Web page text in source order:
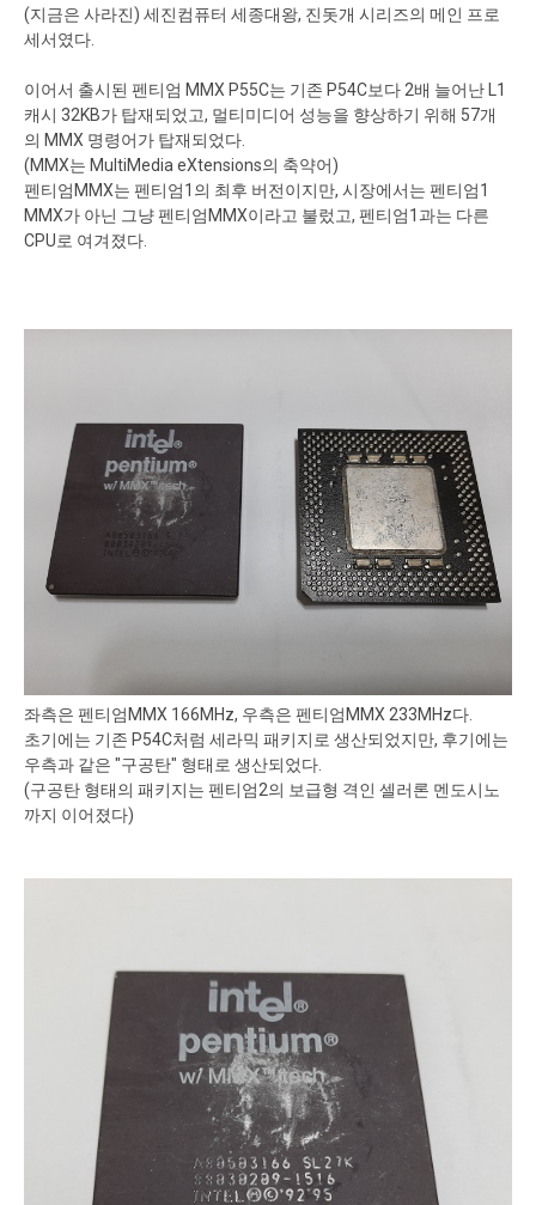
(지금은 사라진) 세진컴퓨터 세종대왕, 진돗개 시리즈의 메인 프로
세서였다.
이어서 출시된 펜티엄 MMX P55C는 기존 P54C보다 2배 늘어난 L1
캐시 32KB가 탑재되었고, 멀티미디어 성능을 향상하기 위해 57개
의 MMX 명령어가 탑재되었다.
(MMX는 MultiMedia eXtensions의 축약어)
펜티엄MMX는 펜티엄1의 최후 버전이지만, 시장에서는 펜티엄1
MMX가 아닌 그냥 펜티엄MMX이라고 불렀고, 펜티엄1과는 다른
CPU로 여겨졌다.
좌측은 펜티엄MMX 166MHz, 우측은 펜티엄MMX 233MHz다.
초기에는 기존 P54C처럼 세라믹 패키지로 생산되었지만, 후기에는
우측과 같은 "구공탄" 형태로 생산되었다.
(구공탄 형태의 패키지는 펜티엄2의 보급형 격인 셀러론 멘도시노
까지 이어졌다)